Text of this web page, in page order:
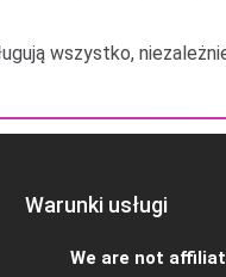
wszystko,
Warunki usługi
We are not